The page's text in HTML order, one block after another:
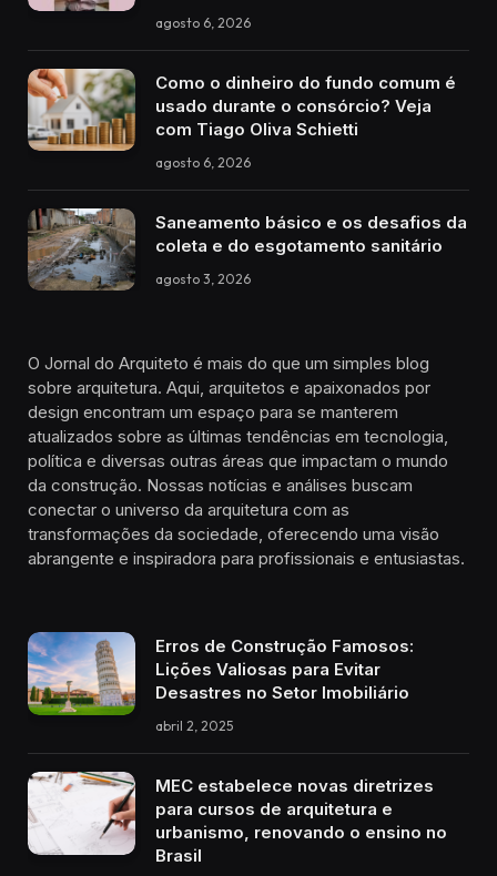
agosto 6, 2026
Como o dinheiro do fundo comum é
usado durante o consórcio? Veja
com Tiago Oliva Schietti
agosto 6, 2026
Saneamento básico e os desafios da
coleta e do esgotamento sanitário
agosto 3, 2026
O Jornal do Arquiteto é mais do que um simples blog
sobre arquitetura. Aqui, arquitetos e apaixonados por
design encontram um espaço para se manterem
atualizados sobre as últimas tendências em tecnologia,
política e diversas outras áreas que impactam o mundo
da construção. Nossas notícias e análises buscam
conectar o universo da arquitetura com as
transformações da sociedade, oferecendo uma visão
abrangente e inspiradora para profissionais e entusiastas.
Erros de Construção Famosos:
Lições Valiosas para Evitar
Desastres no Setor Imobiliário
abril 2, 2025
MEC estabelece novas diretrizes
para cursos de arquitetura e
urbanismo, renovando o ensino no
Brasil